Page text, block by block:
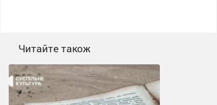
Читайте також